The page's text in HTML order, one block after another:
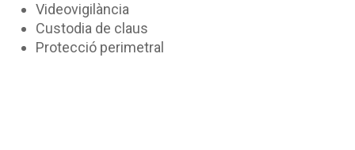
Videovigilància
Custodia de claus
Protecció perimetral